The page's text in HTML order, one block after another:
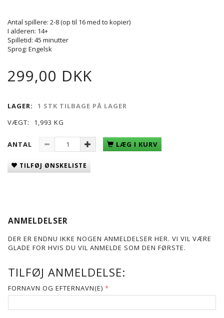
Antal spillere: 2-8 (op til 16 med to kopier)
I alderen: 14+
Spilletid: 45 minutter
Sprog: Engelsk
299,00 DKK
LAGER:
1 STK TILBAGE PÅ LAGER
VÆGT:
1,993 KG
ANTAL LÆG I KURV
TILFØJ ØNSKELISTE
ANMELDELSER
DER ER ENDNU IKKE NOGEN ANMELDELSER HER. VI VIL VÆRE
GLADE FOR HVIS DU VIL ANMELDE SOM DEN FØRSTE.
TILFØJ ANMELDELSE:
FORNAVN OG EFTERNAVN(E)